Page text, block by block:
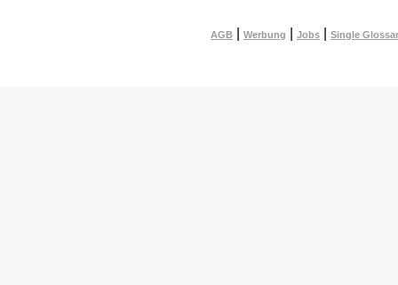
AGB Werbung Jobs Single Glossar